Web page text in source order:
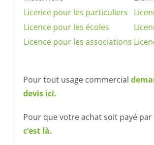
Licence pour les particuliers
Licence pour les écoles
Licence pour les associations
Pour tout usage commercial
devis ici.
Pour que votre achat soit payé
c’est là.